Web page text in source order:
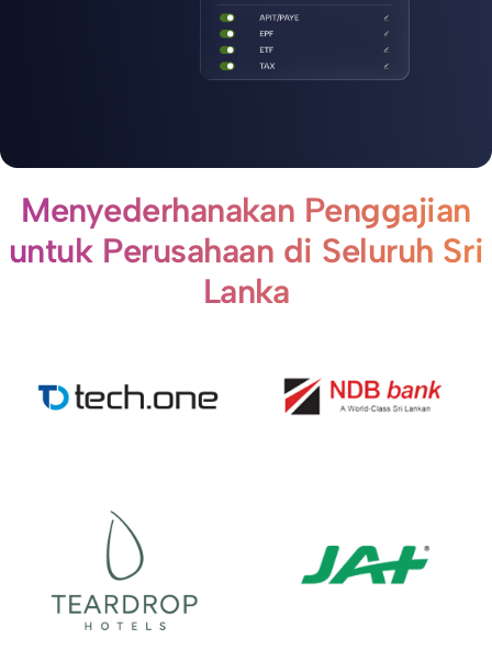
Menyederhanakan Penggajian
untuk Perusahaan di Seluruh Sri
Lanka